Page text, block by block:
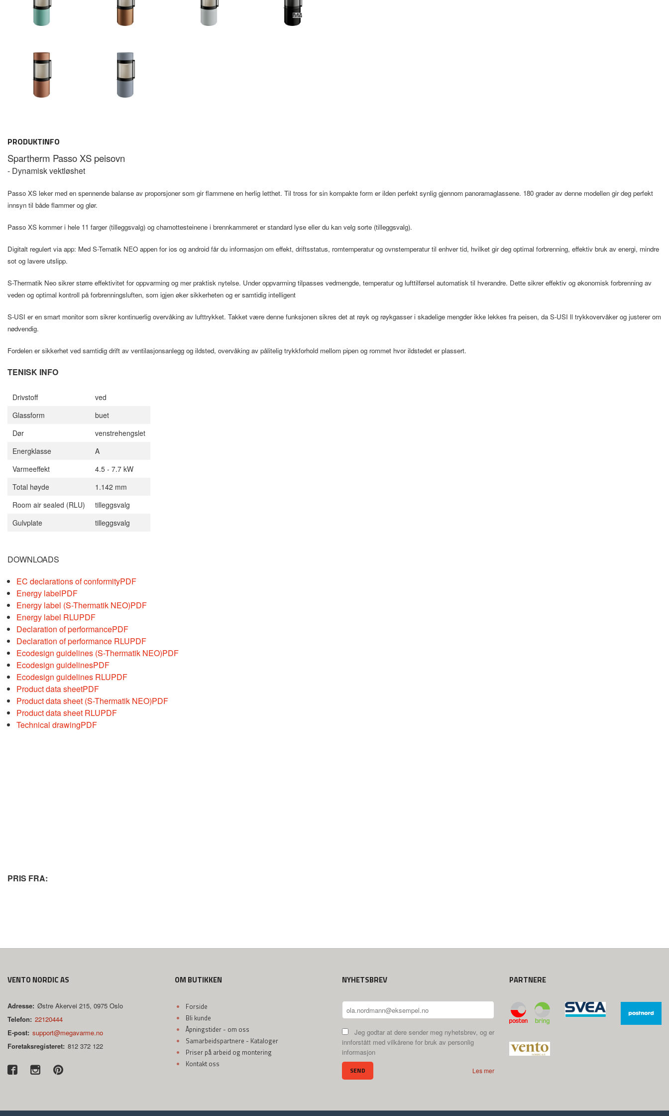
PRODUKTINFO
Spartherm Passo XS peisovn
- Dynamisk vektløshet
Passo XS leker med en spennende balanse av proporsjoner som gir flammene en herlig letthet. Til tross for sin kompakte form er ilden perfekt synlig gjennom panoramaglassene. 180 grader av denne modellen gir deg perfekt
innsyn til både flammer og glør.
Passo XS kommer i hele 11 farger (tilleggsvalg) og chamottesteinene i brennkammeret er standard lyse eller du kan velg sorte (tilleggsvalg).
Digitalt regulert via app: Med S-Tematik NEO appen for ios og android får du informasjon om effekt, driftsstatus, romtemperatur og ovnstemperatur til enhver tid, hvilket gir deg optimal forbrenning, effektiv bruk av energi, mindre
sot og lavere utslipp.
S-Thermatik Neo sikrer større effektivitet for oppvarming og mer praktisk nytelse. Under oppvarming tilpasses vedmengde, temperatur og lufttilførsel automatisk til hverandre. Dette sikrer effektiv og økonomisk forbrenning av
veden og optimal kontroll på forbrenningsluften, som igjen øker sikkerheten og er samtidig intelligent
S-USI er en smart monitor som sikrer kontinuerlig overvåking av lufttrykket. Takket være denne funksjonen sikres det at røyk og røykgasser i skadelige mengder ikke lekkes fra peisen, da S-USI ll trykkovervåker og justerer om
nødvendig.
Fordelen er sikkerhet ved samtidig drift av ventilasjonsanlegg og ildsted, overvåking av pålitelig trykkforhold mellom pipen og rommet hvor ildstedet er plassert.
TENISK INFO
Drivstoff
ved
Glassform
buet
Dør
venstrehengslet
Energklasse
A
Varmeeffekt
4.5 - 7.7 kW
Total høyde
1.142 mm
Room air sealed (RLU)
tilleggsvalg
Gulvplate
tilleggsvalg
DOWNLOADS
EC declarations of conformityPDF
Energy labelPDF
Energy label (S-Thermatik NEO)PDF
Energy label RLUPDF
Declaration of performancePDF
Declaration of performance RLUPDF
Ecodesign guidelines (S-Thermatik NEO)PDF
Ecodesign guidelinesPDF
Ecodesign guidelines RLUPDF
Product data sheetPDF
Product data sheet (S-Thermatik NEO)PDF
Product data sheet RLUPDF
Technical drawingPDF
PRIS FRA:
VENTO NORDIC AS
Adresse: Østre Akervei 215, 0975 Oslo
Telefon: 22120444
E-post: support@megavarme.no
Foretaksregisteret: 812 372 122
OM BUTIKKEN
Forside
Bli kunde
Åpningstider - om oss
Samarbeidspartnere - Kataloger
Priser på arbeid og montering
Kontakt oss
NYHETSBREV
Jeg godtar at dere sender meg nyhetsbrev, og er
innforstått med vilkårene for bruk av personlig
informasjon
Les mer
PARTNERE